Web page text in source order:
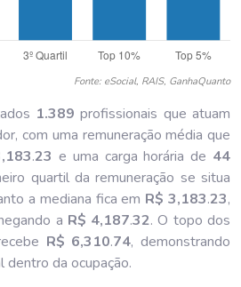
Fonte: eSocial, RAIS, GanhaQuanto
1.389 profissionais que atuam
com uma remuneração média que
.23 e uma carga horária de 44
quartil da remuneração se situa
a mediana fica em R$ 3,183.23,
a R$ 4,187.32. O topo dos
R$ 6,310.74, demonstrando
dentro da ocupação.